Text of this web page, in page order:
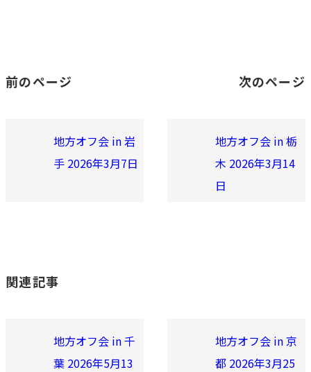
前のページ
地方オフ会 in 岩
手 2026年3月7日
次のページ
地方オフ会 in 栃
木 2026年3月14
日
関連記事
地方オフ会 in 千
葉 2026年5月13
地方オフ会 in 京
都 2026年3月25